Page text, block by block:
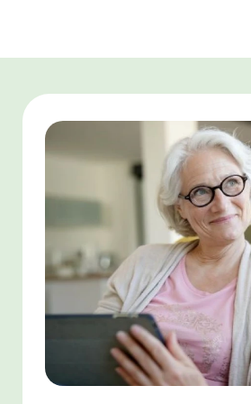
l’activité de SAD est autorisée par le